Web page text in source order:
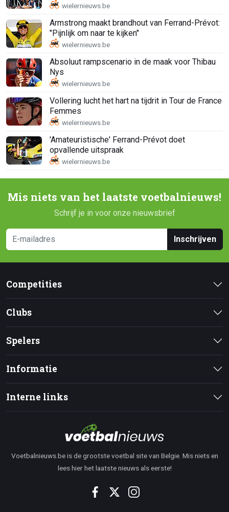
Armstrong maakt brandhout van Ferrand-Prévot:
"Pijnlijk om naar te kijken"
Absoluut rampscenario in de maak voor Thibau
Nys
Vollering lucht het hart na tijdrit in Tour de France
Femmes
'Amateuristische' Ferrand-Prévot doet
opvallende uitspraak
Mis niets van het laatste voetbalnieuws!
Schrijf je in voor onze nieuwsbrief
Inschrijven
Competities
Clubs
Spelers
Informatie
Interne links
Voetbalnieuws.be is de grootste voetbal site van Belgie. Mis niets en
lees hier het laatste nieuws als eerste!